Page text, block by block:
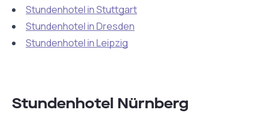
Stundenhotel in Stuttgart
Stundenhotel in Dresden
Stundenhotel in Leipzig
Stundenhotel Nürnberg